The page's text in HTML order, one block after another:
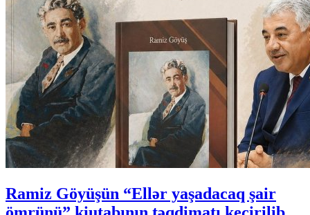
Ramiz Göyüşün “Ellər yaşadacaq şair